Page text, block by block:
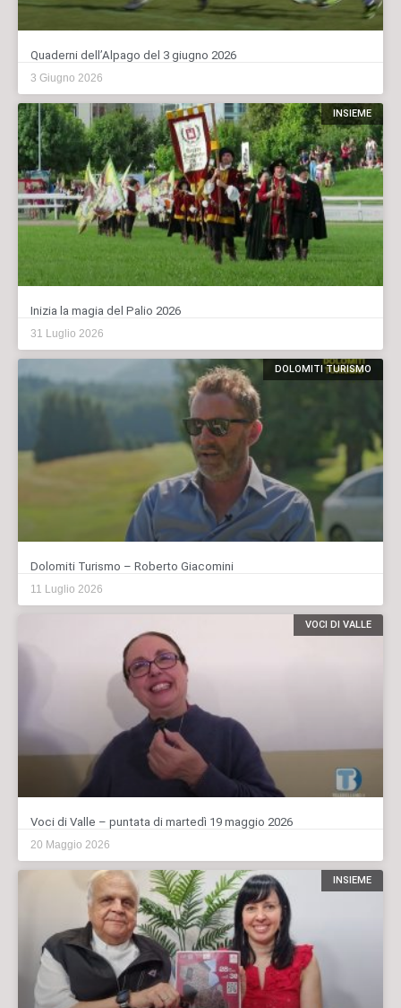
Quaderni dell’Alpago del 3 giugno 2026
3 Giugno 2026
INSIEME
Inizia la magia del Palio 2026
31 Luglio 2026
DOLOMITI TURISMO
Dolomiti Turismo – Roberto Giacomini
11 Luglio 2026
VOCI DI VALLE
Voci di Valle – puntata di martedì 19 maggio 2026
20 Maggio 2026
INSIEME